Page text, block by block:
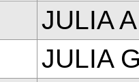
JULIA
JULIA